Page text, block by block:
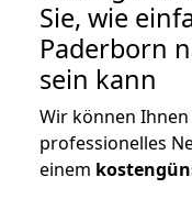
Sie, wie
Paderborn
sein kann
Wir können
professionelles
einem